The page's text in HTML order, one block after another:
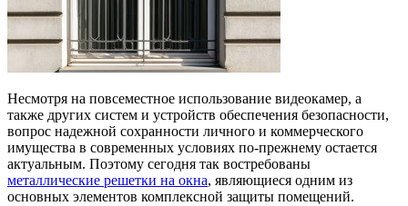
Несмотря на повсеместное использование видеокамер, а
также других систем и устройств обеспечения безопасности,
вопрос надежной сохранности личного и коммерческого
имущества в современных условиях по-прежнему остается
актуальным. Поэтому сегодня так востребованы
металлические решетки на окна, являющиеся одним из
основных элементов комплексной защиты помещений.